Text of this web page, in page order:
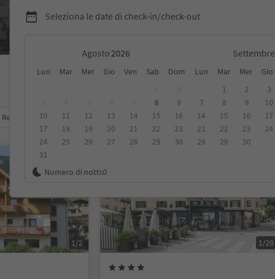
Seleziona le date di check-in/check-out
Agosto Settembre
Lun Mar Mer Gio Ven Sab Dom Lun Mar Mer Gio
8
9
10
11 12 13 14 15
16
17
18 19 20 21 22
23
24
25 26 27 28 29
30
31
1 2 3
7
8 9 10
14
15 16 17
21
22 23 24
28
29 30
Numero di notti:0
Recensioni Categoria Trattamento Alloggi sostenibili
1/2 1/29